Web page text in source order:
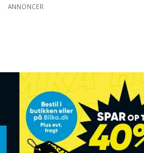
ANNONCER